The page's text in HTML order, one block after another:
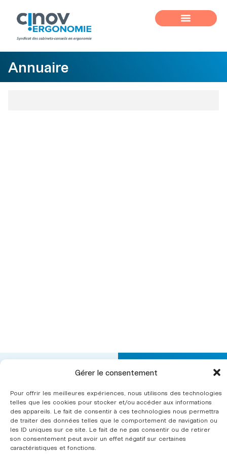
Gérer le consentement
Pour offrir les meilleures expériences, nous utilisons des technologies
telles que les cookies pour stocker et/ou accéder aux informations
des appareils. Le fait de consentir à ces technologies nous permettra
de traiter des données telles que le comportement de navigation ou
les ID uniques sur ce site. Le fait de ne pas consentir ou de retirer
son consentement peut avoir un effet négatif sur certaines
caractéristiques et fonctions.
Annuaire
partie
de la fédération
CINOV.
L’ergonomie
Secteurs
d’intervention
Le syndicat
Annuaire